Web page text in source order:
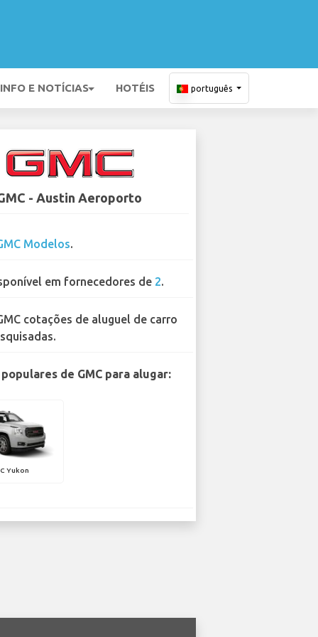
INFO E NOTÍCIAS HOTÉIS português
- Austin Aeroporto
Modelos.
em fornecedores de 2.
cotações de aluguel de carro
de GMC para alugar:
Yukon